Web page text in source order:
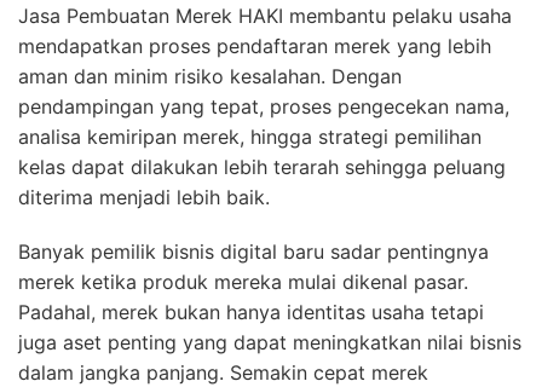
Jasa Pembuatan Merek HAKI membantu pelaku usaha
mendapatkan proses pendaftaran merek yang lebih
aman dan minim risiko kesalahan. Dengan
pendampingan yang tepat, proses pengecekan nama,
analisa kemiripan merek, hingga strategi pemilihan
kelas dapat dilakukan lebih terarah sehingga peluang
diterima menjadi lebih baik.
Banyak pemilik bisnis digital baru sadar pentingnya
merek ketika produk mereka mulai dikenal pasar.
Padahal, merek bukan hanya identitas usaha tetapi
juga aset penting yang dapat meningkatkan nilai bisnis
dalam jangka panjang. Semakin cepat merek